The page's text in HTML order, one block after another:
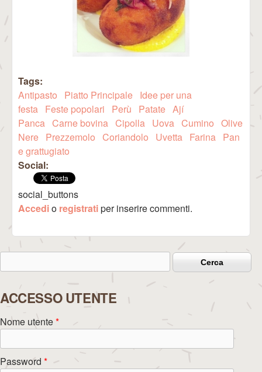
Tags:
Antipasto
Piatto Principale Idee per una
festa Feste popolari Perù Patate Ají
Panca Carne bovina Cipolla Uova Cumino Olive
Nere Prezzemolo Coriandolo Uvetta Farina Pan
e grattugiato
Social:
social_buttons
Accedio registratiper inserire commenti.
Form di ricerca
ACCESSO UTENTE
Nome utente*
Password *